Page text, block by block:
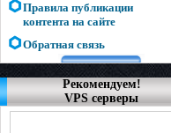
Правила публикации
контента на сайте
Обратная связь
Рекомендуем!
VPS серверы